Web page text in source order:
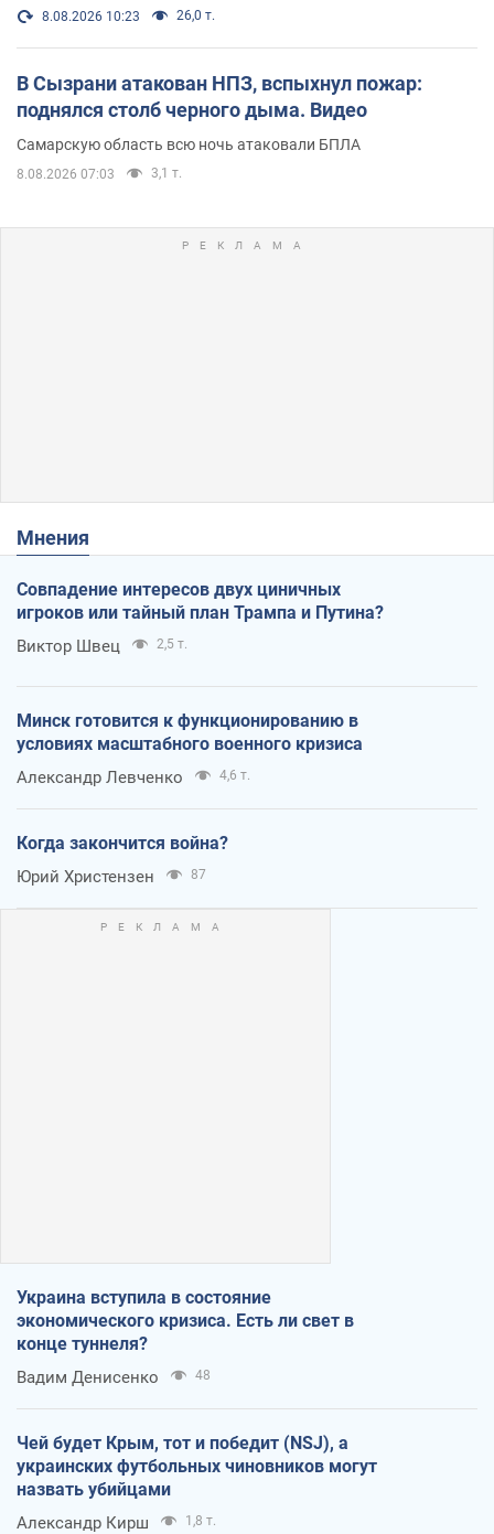
8.08.2026 10:23 26,0 т.
В Сызрани атакован НПЗ, вспыхнул пожар:
поднялся столб черного дыма. Видео
Самарскую область всю ночь атаковали БПЛА
8.08.2026 07:03 3,1 т.
Мнения
Совпадение интересов двух циничных
игроков или тайный план Трампа и Путина?
Виктор Швец 2,5 т.
Минск готовится к функционированию в
условиях масштабного военного кризиса
Александр Левченко 4,6 т.
Когда закончится война?
Юрий Христензен 87
Украина вступила в состояние
экономического кризиса. Есть ли свет в
конце туннеля?
Вадим Денисенко 48
Чей будет Крым, тот и победит (NSJ), а
украинских футбольных чиновников могут
назвать убийцами
Александр Кирш 1,8 т.